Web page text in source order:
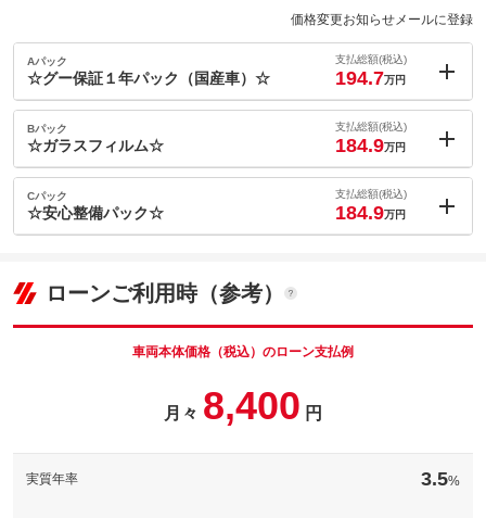
価格変更お知らせメールに登録
Aパック
☆グー保証１年パック（国産車）☆
支払総額(税込)
194.7万円
内：オプシ
ョン価格
(税込)
車両本体価
159.8万円
パック内容
カーライフを強力にサポートします。
[保証付]：1年・走行無制限
Bパック
☆ガラスフィルム☆
支払総額(税込)
184.9万円
内：オプシ
ョン価格
(税込)
車両本体価
パック内容
すれ違いの瞬間のインパクトは絶大ですね！
Cパック
☆安心整備パック☆
支払総額(税込)
184.9万円
車両本体価
159.8
ローンご利用時（参考）
車両本体価格（税込）のローン支払例
月々 8,400 円
実質年率 3.5%